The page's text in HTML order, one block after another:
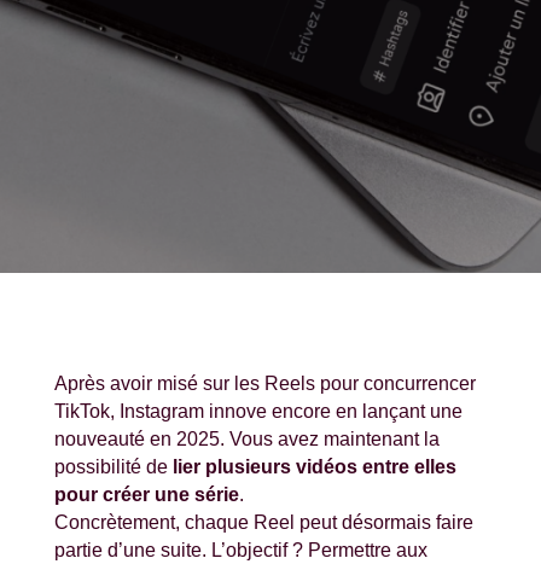
Après avoir misé sur les Reels pour concurrencer
TikTok, Instagram innove encore en lançant une
nouveauté en 2025. Vous avez maintenant la
possibilité delier plusieurs vidéos entre elles
pour créer une série.
Concrètement, chaque Reel peut désormais faire
partie d’une suite. L’objectif ? Permettre aux